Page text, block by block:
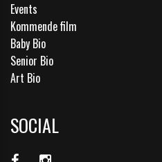
Events
Kommende film
Baby Bio
Senior Bio
Art Bio
SOCIAL